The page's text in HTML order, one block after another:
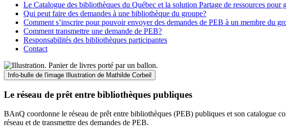
Le Catalogue des bibliothèques du Québec et la solution Partage de ressources pour
Qui peut faire des demandes à une bibliothèque du groupe?
Comment s’inscrire pour pouvoir envoyer des demandes de PEB à un membre du
Comment transmettre une demande de PEB?
Responsabilités des bibliothèques participantes
Contact
Info-bulle de l'image Illustration de Mathilde Corbeil
Le réseau de prêt entre bibliothèques publiques
BAnQ coordonne le réseau de prêt entre bibliothèques (PEB) publiques et son catalogue
réseau et de transmettre des demandes de PEB.